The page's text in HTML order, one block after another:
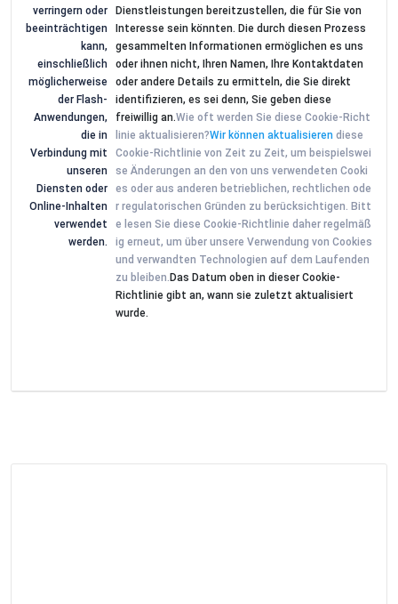
verringern oder
beeinträchtigen
kann,
einschließlich
möglicherweise
der Flash-
Anwendungen,
die in
Verbindung mit
unseren
Diensten oder
Online-Inhalten
verwendet
werden.
Dienstleistungen bereitzustellen, die für Sie von
Interesse sein könnten. Die durch diesen Prozess
gesammelten Informationen ermöglichen es uns
oder ihnen nicht, Ihren Namen, Ihre Kontaktdaten
oder andere Details zu ermitteln, die Sie direkt
identifizieren, es sei denn, Sie geben diese
freiwillig an.Wie oft werden Sie diese Cookie-Richt
linie aktualisieren?Wir können aktualisieren diese
Cookie-Richtlinie von Zeit zu Zeit, um beispielswei
se Änderungen an den von uns verwendeten Cooki
es oder aus anderen betrieblichen, rechtlichen ode
r regulatorischen Gründen zu berücksichtigen. Bitt
e lesen Sie diese Cookie-Richtlinie daher regelmäß
ig erneut, um über unsere Verwendung von Cookies
und verwandten Technologien auf dem Laufenden
zu bleiben. Das Datum oben in dieser Cookie-
Richtlinie gibt an, wann sie zuletzt aktualisiert
wurde.